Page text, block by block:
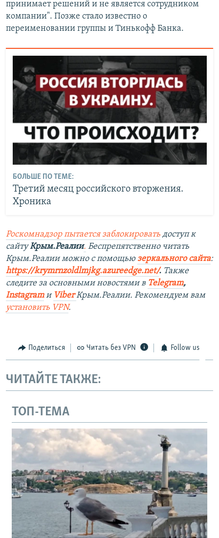
принимает решений и не является сотрудником
компании". Позже стало известно о
переименовании группы и Тинькофф Банка.
БОЛЬШЕ ПО ТЕМЕ:
Третий месяц российского вторжения.
Хроника
Роскомнадзор пытается заблокировать доступ к
сайтуКрым.Реалии. Беспрепятственно читать
Крым.Реалии можно с помощью зеркального сайта:
https://krymrnzoldlmjkg.azureedge.net/. Также
следите за основными новостями в Telegram,
Instagram и ViberКрым.Реалии. Рекомендуем вам
установить VPN.
Поделиться Читать без VPN Follow us
ЧИТАЙТЕ ТАКЖЕ:
ТОП-ТЕМА